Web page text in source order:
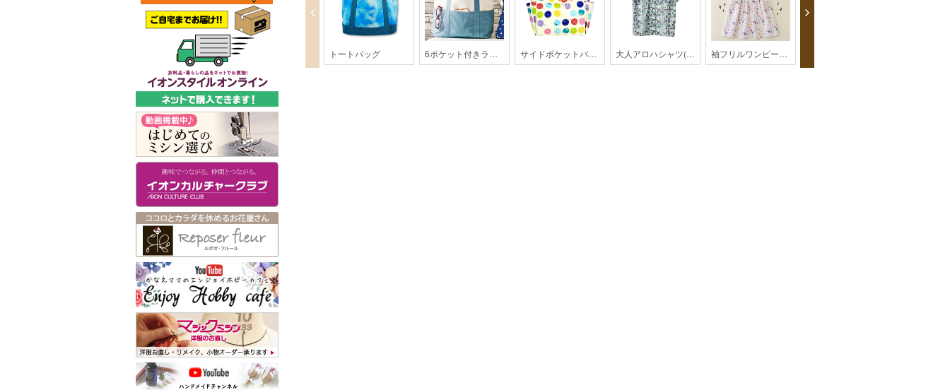
トートバッグ 6ポケット付きラージトートバッグ【GG9-2104】 サイドポケットバッグ【201701c】 大人アロハシャツ(レディス)【HK01-2403】 袖フリルワンピース【KH28-1804】